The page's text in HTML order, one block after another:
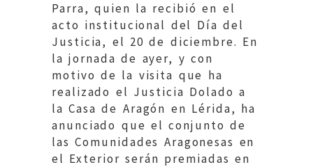
Parra, quien la recibió en el
acto institucional del Día del
Justicia, el 20 de diciembre. En
la jornada de ayer, y con
motivo de la visita que ha
realizado el Justicia Dolado a
la Casa de Aragón en Lérida, ha
anunciado que el conjunto de
las Comunidades Aragonesas en
el Exterior serán premiadas en